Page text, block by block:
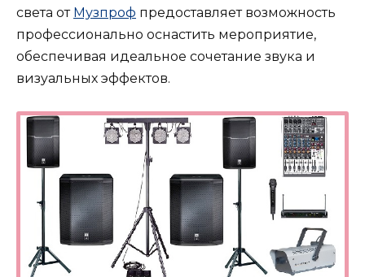
света от Музпроф предоставляет возможность
профессионально оснастить мероприятие,
обеспечивая идеальное сочетание звука и
визуальных эффектов.